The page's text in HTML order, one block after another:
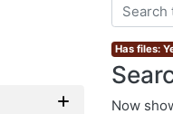
Has files:
Now